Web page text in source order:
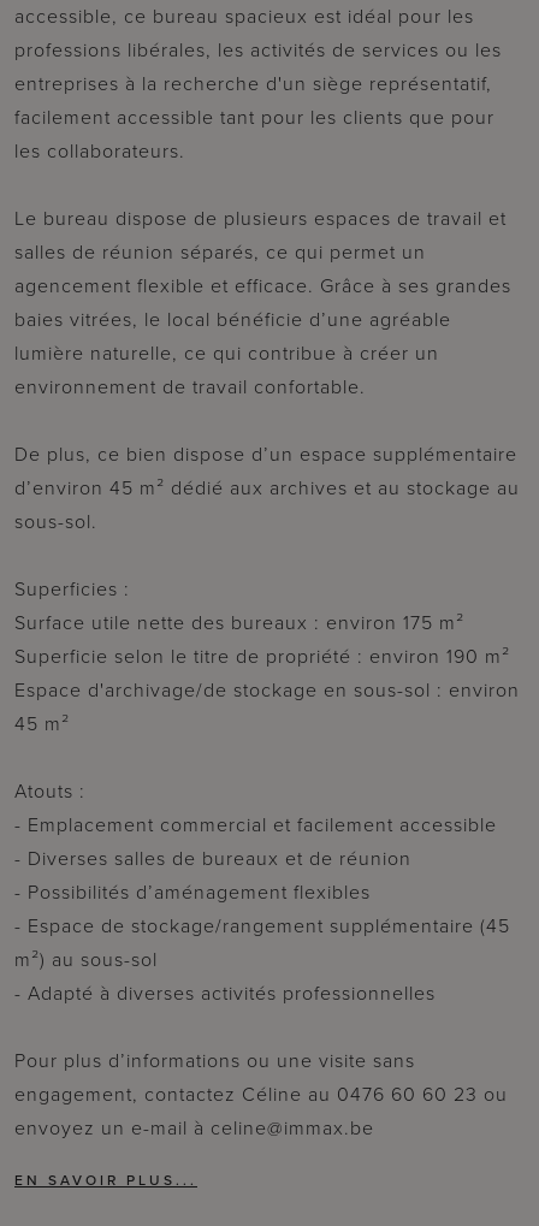
accessible, ce bureau spacieux est idéal pour les
professions libérales, les activités de services ou les
entreprises à la recherche d'un siège représentatif,
facilement accessible tant pour les clients que pour
les collaborateurs.
Le bureau dispose de plusieurs espaces de travail et
salles de réunion séparés, ce qui permet un
agencement flexible et efficace. Grâce à ses grandes
baies vitrées, le local bénéficie d’une agréable
lumière naturelle, ce qui contribue à créer un
environnement de travail confortable.
De plus, ce bien dispose d’un espace supplémentaire
d’environ 45 m² dédié aux archives et au stockage au
sous-sol.
Superficies :
Surface utile nette des bureaux : environ 175 m²
Superficie selon le titre de propriété : environ 190 m²
Espace d'archivage/de stockage en sous-sol : environ
45 m²
Atouts :
- Emplacement commercial et facilement accessible
- Diverses salles de bureaux et de réunion
- Possibilités d’aménagement flexibles
- Espace de stockage/rangement supplémentaire (45
m²) au sous-sol
- Adapté à diverses activités professionnelles
Pour plus d’informations ou une visite sans
engagement, contactez Céline au 0476 60 60 23 ou
envoyez un e-mail à celine@immax.be